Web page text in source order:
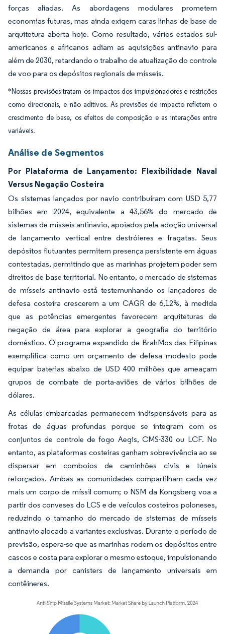
forças aliadas. As abordagens modulares prometem
economias futuras, mas ainda exigem caras linhas de base de
arquitetura aberta hoje. Como resultado, vários estados sul-
americanos e africanos adiam as aquisições antinavio para
além de 2030, retardando o trabalho de atualização do controle
de voo para os depósitos regionais de mísseis.
*Nossas previsões tratam os impactos dos impulsionadores e restrições
como direcionais, e não aditivos. As previsões de impacto refletem o
crescimento de base, os efeitos de composição e as interações entre
variáveis.
Análise de Segmentos
Por Plataforma de Lançamento: Flexibilidade Naval
Versus Negação Costeira
Os sistemas lançados por navio contribuíram com USD 5,77
bilhões em 2024, equivalente a 43,56% do mercado de
sistemas de mísseis antinavio, apoiados pela adoção universal
de lançamento vertical entre destróieres e fragatas. Seus
depósitos flutuantes permitem presença persistente em águas
contestadas, permitindo que as marinhas projetem poder sem
direitos de base territorial. No entanto, o mercado de sistemas
de mísseis antinavio está testemunhando os lançadores de
defesa costeira crescerem a um CAGR de 6,12%, à medida
que as potências emergentes favorecem arquiteturas de
negação de área para explorar a geografia do território
doméstico. O programa expandido de BrahMos das Filipinas
exemplifica como um orçamento de defesa modesto pode
equipar baterias abaixo de USD 400 milhões que ameaçam
grupos de combate de porta-aviões de vários bilhões de
dólares.
As células embarcadas permanecem indispensáveis para as
frotas de águas profundas porque se integram com os
conjuntos de controle de fogo Aegis, CMS-330 ou LCF. No
entanto, as plataformas costeiras ganham sobrevivência ao se
dispersar em comboios de caminhões civis e túneis
reforçados. Ambas as comunidades compartilham cada vez
mais um corpo de míssil comum; o NSM da Kongsberg voa a
partir dos conveses do LCS e de veículos costeiros poloneses,
reduzindo o tamanho do mercado de sistemas de mísseis
antinavio alocado a variantes exclusivas. Durante o período de
previsão, espera-se que as marinhas rodem os depósitos entre
cascos e costa para explorar o mesmo estoque, impulsionando
a demanda por canisters de lançamento universais em
contêineres.